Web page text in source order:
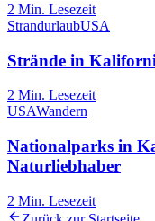
2 Min. Lesezeit
StrandurlaubUSA
Strände in
2 Min. Lesezeit
USAWandern
Nationalparks in
Naturliebhaber
2 Min. Lesezeit